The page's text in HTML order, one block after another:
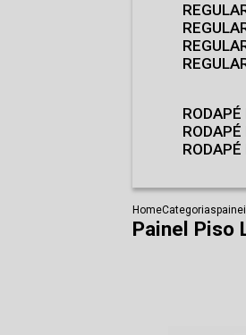
HomeCategorias
Painel Piso